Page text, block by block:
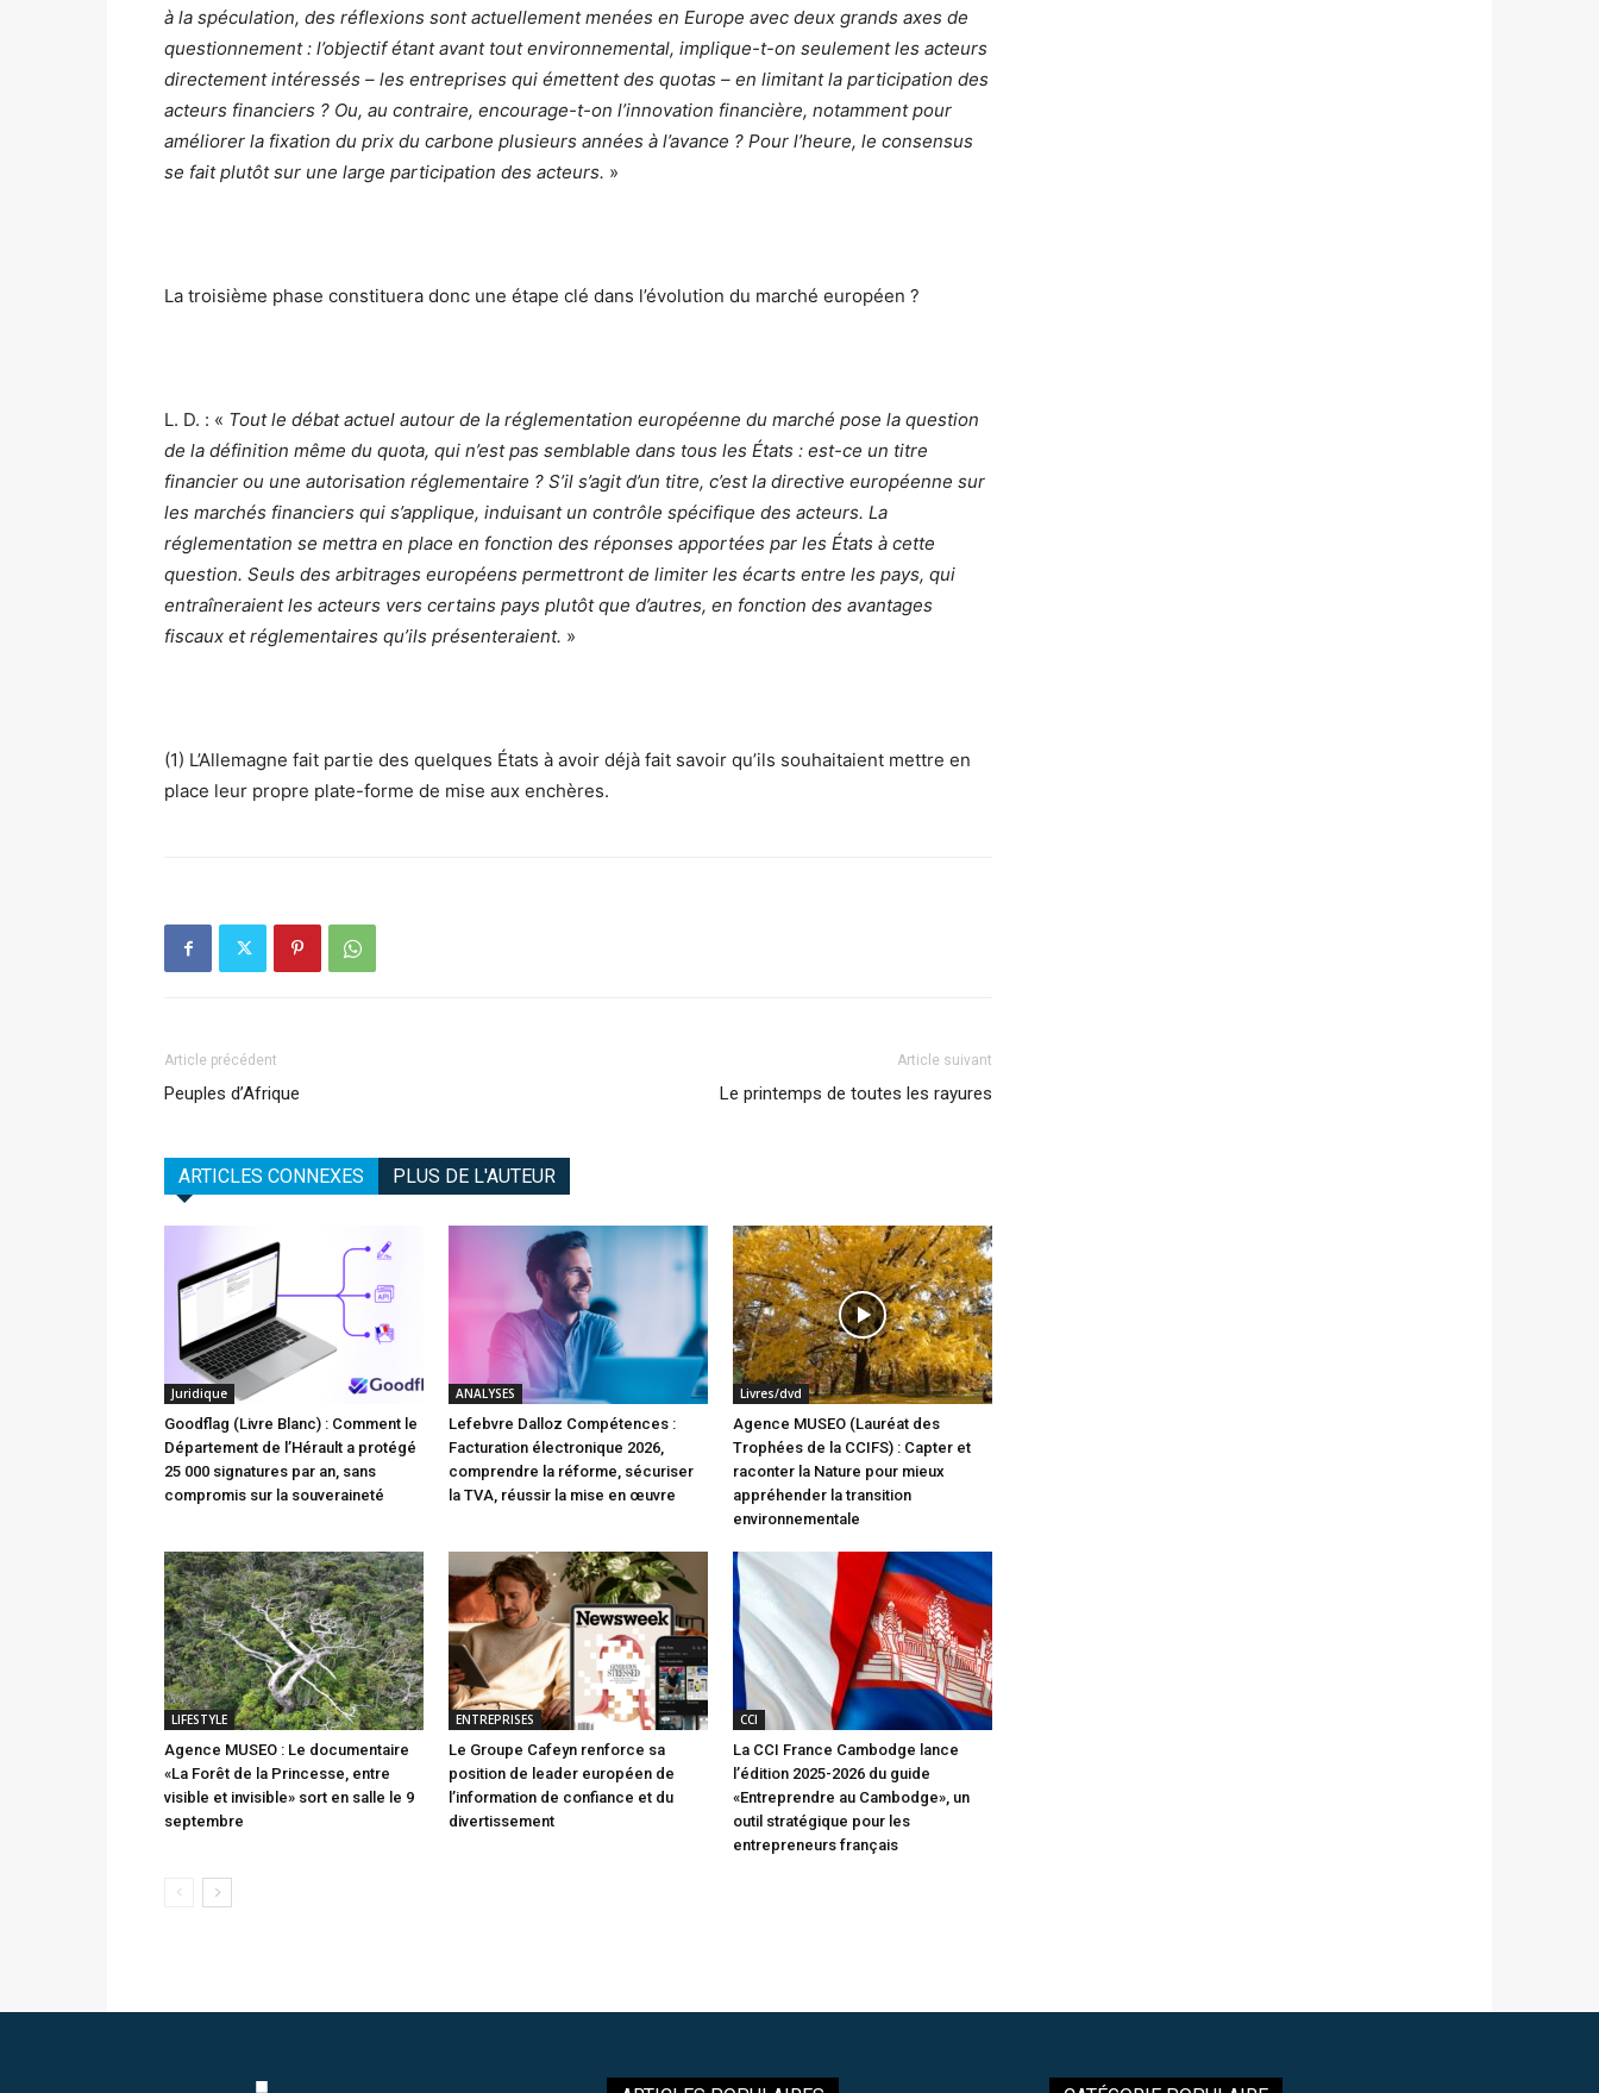
à la spéculation, des réflexions sont actuellement menées en Europe avec deux grands axes de
questionnement : l’objectif étant avant tout environnemental, implique-t-on seulement les acteurs
directement intéressés – les entreprises qui émettent des quotas – en limitant la participation des
acteurs financiers ? Ou, au contraire, encourage-t-on l’innovation financière, notamment pour
améliorer la fixation du prix du carbone plusieurs années à l’avance ? Pour l’heure, le consensus
se fait plutôt sur une large participation des acteurs. »
La troisième phase constituera donc une étape clé dans l’évolution du marché européen ?
L. D. : « Tout le débat actuel autour de la réglementation européenne du marché pose la question
de la définition même du quota, qui n’est pas semblable dans tous les États : est-ce un titre
financier ou une autorisation réglementaire ? S’il s’agit d’un titre, c’est la directive européenne sur
les marchés financiers qui s’applique, induisant un contrôle spécifique des acteurs. La
réglementation se mettra en place en fonction des réponses apportées par les États à cette
question. Seuls des arbitrages européens permettront de limiter les écarts entre les pays, qui
entraîneraient les acteurs vers certains pays plutôt que d’autres, en fonction des avantages
fiscaux et réglementaires qu’ils présenteraient. »
(1) L’Allemagne fait partie des quelques États à avoir déjà fait savoir qu’ils souhaitaient mettre en
place leur propre plate-forme de mise aux enchères.
Article précédent
Peuples d’Afrique
Article suivant
Le printemps de toutes les rayures
ARTICLES CONNEXES PLUS DE L'AUTEUR
Juridique
Goodflag (Livre Blanc) : Comment le
Département de l’Hérault a protégé
25 000 signatures par an, sans
compromis sur la souveraineté
ANALYSES
Lefebvre Dalloz Compétences :
Facturation électronique 2026,
comprendre la réforme, sécuriser
la TVA, réussir la mise en œuvre
Livres/dvd
Agence MUSEO (Lauréat des
Trophées de la CCIFS) : Capter et
raconter la Nature pour mieux
appréhender la transition
environnementale
LIFESTYLE
Agence MUSEO : Le documentaire
«La Forêt de la Princesse, entre
visible et invisible» sort en salle le 9
septembre
ENTREPRISES
Le Groupe Cafeyn renforce sa
position de leader européen de
l’information de confiance et du
divertissement
CCI
La CCI France Cambodge lance
l’édition 2025-2026 du guide
«Entreprendre au Cambodge», un
outil stratégique pour les
entrepreneurs français